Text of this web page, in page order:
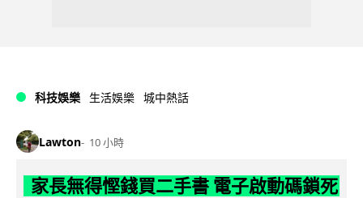
科技娛樂 生活娛樂 城中熱話
Lawton 10 小時
家長無得慳錢買二手書 電子啟動碼鎖死